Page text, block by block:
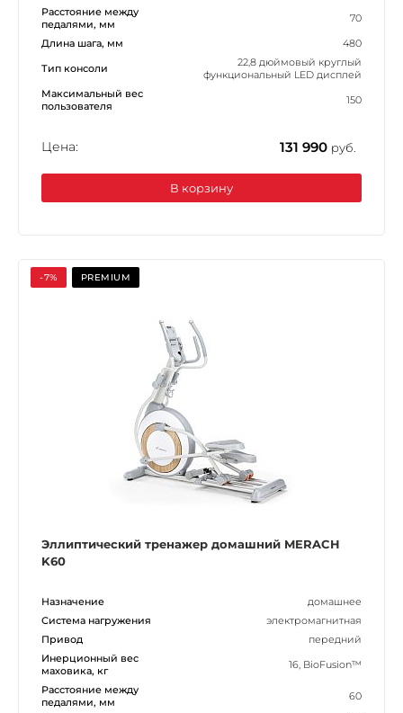
Расстояние между
педалями, мм
70
Длина шага, мм
480
Тип консоли
22,8 дюймовый круглый
функциональный LED дисплей
Максимальный вес
пользователя
150
Цена: 131 990 руб.
В корзину
-7% PREMIUM
Эллиптический тренажер домашний MERACH
K60
Назначение
домашнее
Система нагружения
электромагнитная
Привод
передний
Инерционный вес
маховика, кг
16, BioFusion™
Расстояние между
педалями, мм
60